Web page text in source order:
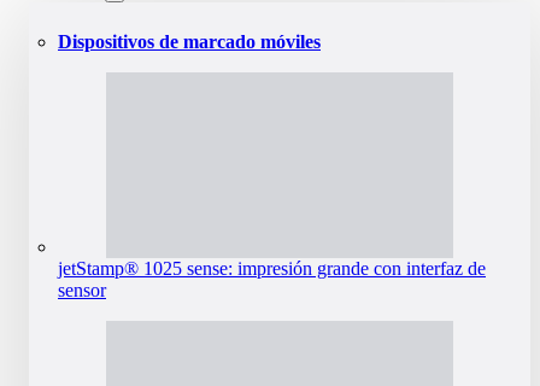
Dispositivos de marcado móviles
jetStamp® 1025 sense: impresión grande con interfaz de
sensor